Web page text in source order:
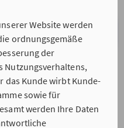
Website werden
ordnungsgemäße
der
Nutzungsverhaltens,
das Kunde wirbt Kunde-
sowie für
werden Ihre Daten
WEITER